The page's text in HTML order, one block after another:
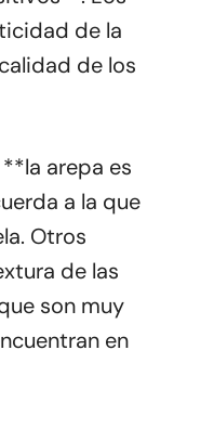
de la
de los
arepa es
a la que
Otros
de las
son muy
en